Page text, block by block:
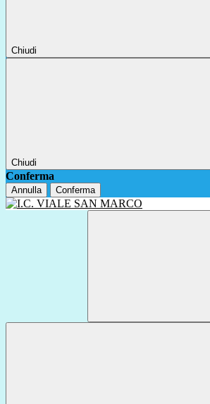
Chiudi
Chiudi
Conferma
Annulla Conferma